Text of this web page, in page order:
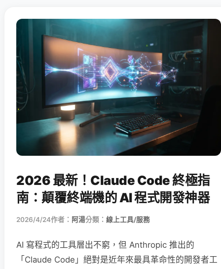
2026 最新！Claude Code 終極指
南：顛覆終端機的 AI 程式開發神器
2026/4/24作者： 阿湯分類： 線上工具/服務
AI 寫程式的工具層出不窮，但 Anthropic 推出的
「Claude Code」絕對是近年來最具革命性的開發者工